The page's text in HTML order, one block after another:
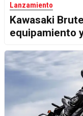
Lanzamiento
Kawasaki
equipamiento